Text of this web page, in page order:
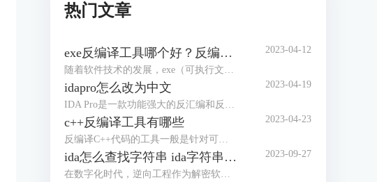
热门文章
exe反编译工具哪个好？反编译能力强的工具盘点 2023-04-12
idapro怎么改为中文 2023-04-19
c++反编译工具有哪些 2023-04-23
ida怎么查找字符串 ida字符串窗口快捷键 2023-09-27